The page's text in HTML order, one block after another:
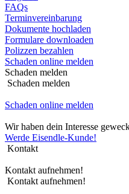
FAQs
Terminvereinbarung
Dokumente hochladen
Formulare downloaden
Polizzen bezahlen
Schaden online melden
Schaden melden
Schaden melden
Schaden online melden
Wir haben dein Interesse
Werde Eisendle-Kunde!
Kontakt
Kontakt aufnehmen!
Kontakt aufnehmen!